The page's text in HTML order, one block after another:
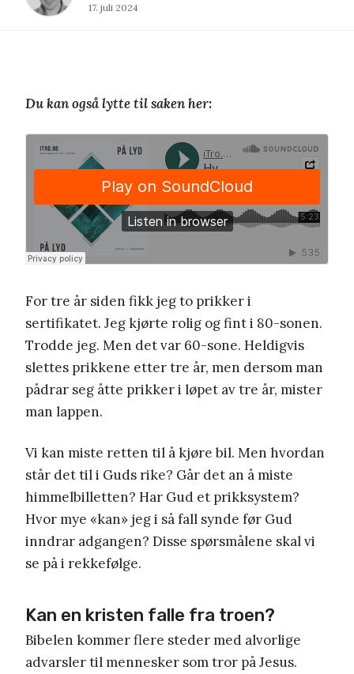
17. juli 2024
Du kan også lytte til saken her:
For tre år siden fikk jeg to prikker i
sertifikatet. Jeg kjørte rolig og fint i 80-sonen.
Trodde jeg. Men det var 60-sone. Heldigvis
slettes prikkene etter tre år, men dersom man
pådrar seg åtte prikker i løpet av tre år, mister
man lappen.
Vi kan miste retten til å kjøre bil. Men hvordan
står det til i Guds rike? Går det an å miste
himmelbilletten? Har Gud et prikksystem?
Hvor mye «kan» jeg i så fall synde før Gud
inndrar adgangen? Disse spørsmålene skal vi
se på i rekkefølge.
Kan en kristen falle fra troen?
Bibelen kommer flere steder med alvorlige
advarsler til mennesker som tror på Jesus.